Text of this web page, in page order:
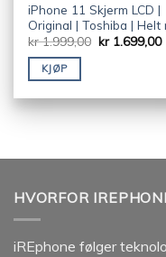
iPhone 11 Skjerm LCD |
Original | Toshiba | Helt
kr1.999,00 kr1.699,00
KJØP
HVORFOR
iREphone følger